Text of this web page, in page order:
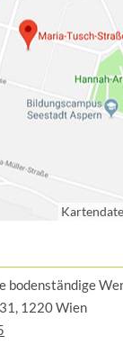
bodenständige
1220 Wien